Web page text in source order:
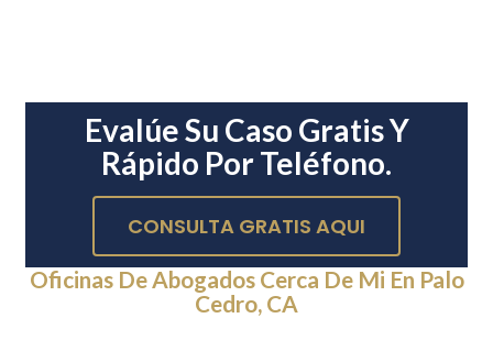
Evalúe Su Caso Gratis Y
Rápido Por Teléfono.
CONSULTA GRATIS AQUI
Oficinas De Abogados Cerca De Mi En Palo
Cedro, CA